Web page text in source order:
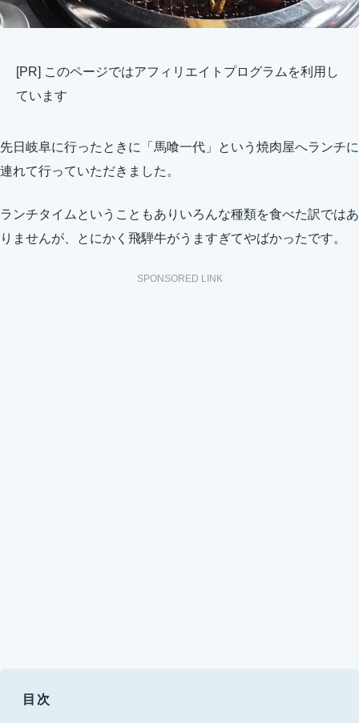
[PR] このページではアフィリエイトプログラムを利用し
ています
先日岐阜に行ったときに「馬喰一代」という焼肉屋へランチに
連れて行っていただきました。
ランチタイムということもありいろんな種類を食べた訳ではあ
りませんが、とにかく飛騨牛がうますぎてやばかったです。
SPONSORED LINK
目次